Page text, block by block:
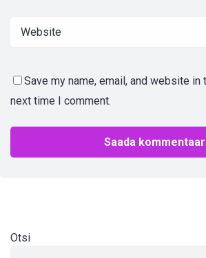
Save my name, email, and website
next time I comment.
Otsi